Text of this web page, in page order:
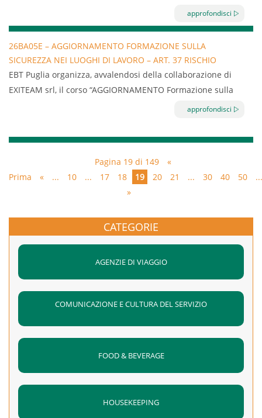
decreto ministeriale n. 388/2003 a carico delle persone
designate al Primo Soccorso aziendale.
Durata: 4 ore
Validità: 3 anni
approfondisci
26BA05E – AGGIORNAMENTO FORMAZIONE SULLA
SICUREZZA NEI LUOGHI DI LAVORO – ART. 37 RISCHIO
BASSO – 04.02.2026 – 06.02.2026 – BARI
EBT Puglia organizza, avvalendosi della collaborazione di
EXITEAM srl, il corso “AGGIORNAMENTO Formazione sulla
sicurezza nei luoghi di lavoro – Art.37 rischio basso” della
Il corso permette di assolvere gli obblighi di formazione
indicati dall’articolo 37 del D.Lgs. n. 81/2008 e s.m.i. a carico
di tutto il personale dipendente e dei soci lavoratori di
imprese classificate a rischio basso dall’Accordo Stato
approfondisci
Pagina 19 di 149
«
Prima
« ... 10 ... 17 18 19 20 21 ... 30 40 50
...
»
CATEGORIE
AGENZIE DI VIAGGIO
COMUNICAZIONE E CULTURA DEL SERVIZIO
FOOD & BEVERAGE
HOUSEKEEPING